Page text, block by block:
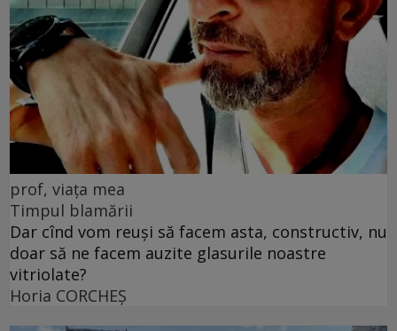
prof, viața mea
Timpul blamării
Dar cînd vom reuși să facem asta, constructiv, nu
doar să ne facem auzite glasurile noastre
vitriolate?
Horia CORCHEŞ